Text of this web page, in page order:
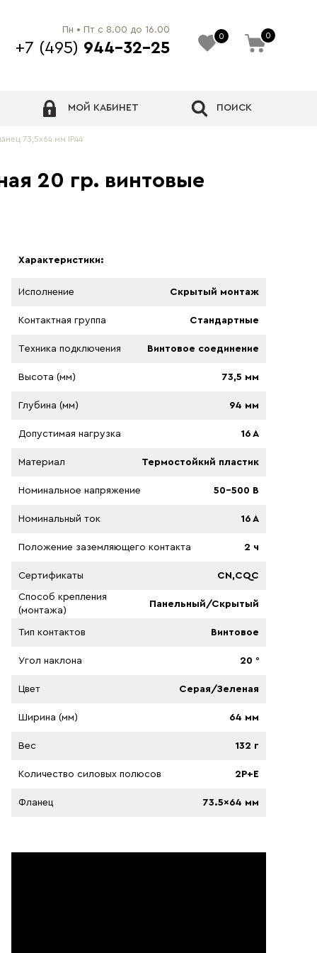
Пн • Пт с 8.00 до 16.00
+7 (495) 944-32-25
0 0
МОЙ КАБИНЕТ ПОИСК
73,5х64 мм IP44
20 гр. винтовые
Характеристики:
Исполнение Скрытый монтаж
Контактная группа Стандартные
Tехника подключения Винтовое соединение
Высота (мм) 73,5 мм
Глубина (мм) 94 мм
Допустимая нагрузка 16 A
Материал Термостойкий пластик
Номинальное напряжение 50-500 B
Номинальный ток 16 A
Положение заземляющего контакта 2 ч
Сертификаты CN,CQC
Способ крепления
(монтажа)
Панельный/Скрытый
Тип контактов Винтовое
Угол наклона 20 °
Цвет Серая/Зеленая
Ширина (мм) 64 мм
Вес 132 г
Количество силовых полюсов 2P+E
Фланец 73.5x64 мм